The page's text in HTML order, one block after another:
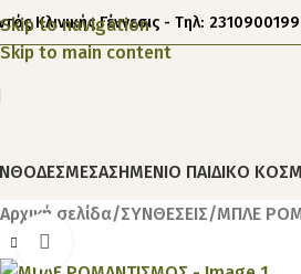
Skip to navigation
Skip to main content
Κλινικής Γέννεσις - Τηλ: 2310900199
ΑΣΗΜΕΝΙΟ ΠΑΙΔΙΚΟ
Αρχική σελίδα ΣΥΝΘΕΣΕΙΣ ΜΠΛΕ